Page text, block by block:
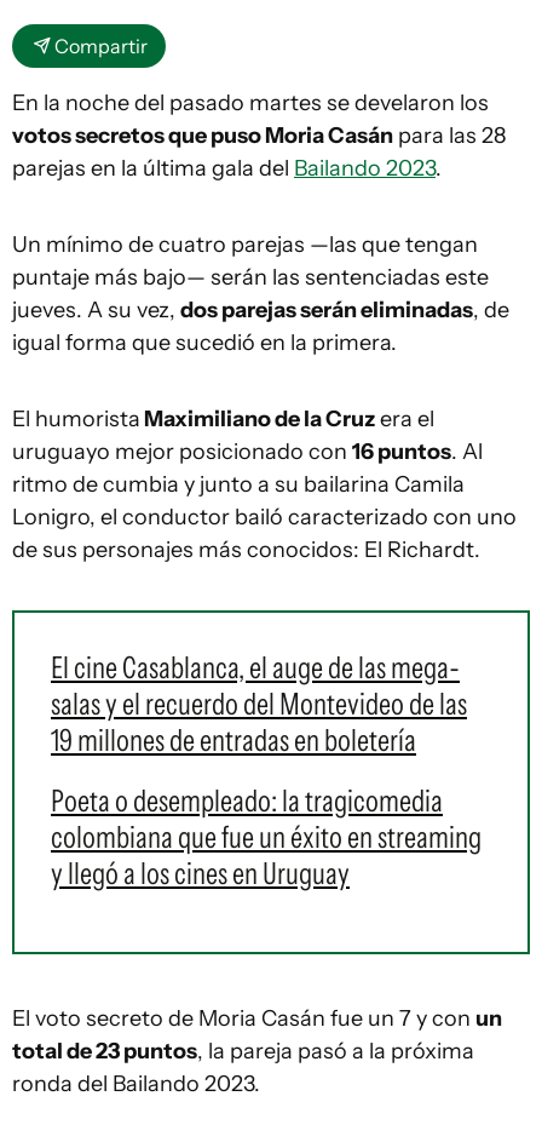
Compartir
En la noche del pasado martes se develaron los
votos secretos que puso Moria Casán para las 28
parejas en la última gala del Bailando 2023.
Un mínimo de cuatro parejas —las que tengan
puntaje más bajo— serán las sentenciadas este
jueves. A su vez, dos parejas serán eliminadas, de
igual forma que sucedió en la primera.
El humorista Maximiliano de la Cruzera el
uruguayo mejor posicionado con 16 puntos. Al
ritmo de cumbia y junto a su bailarina Camila
Lonigro, el conductor bailó caracterizado con uno
de sus personajes más conocidos: El Richardt.
El cine Casablanca, el auge de las mega-
salas y el recuerdo del Montevideo de las
19 millones de entradas en boletería
Poeta o desempleado: la tragicomedia
colombiana que fue un éxito en streaming
y llegó a los cines en Uruguay
El voto secreto de Moria Casán fue un 7 y con un
total de 23 puntos, la pareja pasó a la próxima
ronda del Bailando 2023.